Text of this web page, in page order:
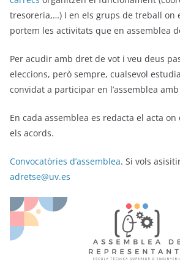
tresoreria,…) I en els grups de treball on
portem les activitats que en assemblea
Per acudir amb dret de vot i veu deus
eleccions, però sempre, cualsevol
convidat a participar en l’assemblea
En cada assemblea es redacta el acta
els acords.
Convocatòries d’assemblea. Si vols
adretse@uv.es